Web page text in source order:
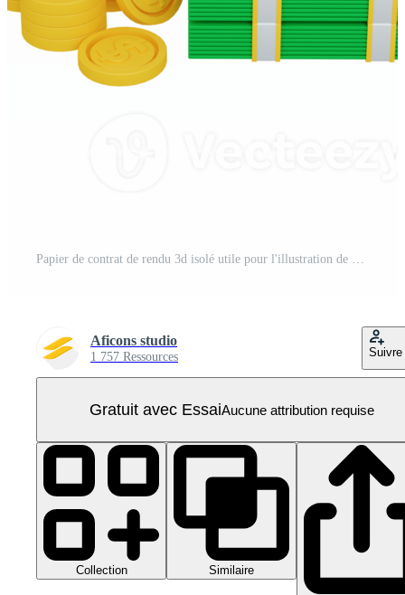
Papier de contrat de rendu 3d isolé utile pour l'illustration de conception d'entreprise, d'entreprise et de finance PNG Pro
Aficons studio
1 757 Ressources Suivre
Gratuit avec EssaiAucune attribution requise
Collection Similaire